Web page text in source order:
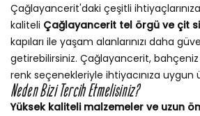
Çağlayancerit'daki çeşitli
kaliteli Çağlayancerit tel örgü ve çit
kapıları ile yaşam alanlarınızı daha
getirebilirsiniz. Çağlayancerit,
renk seçenekleriyle ihtiyacınıza uygun
Neden Bizi Tercih Etmelisiniz?
Yüksek kaliteli malzemeler ve uzun